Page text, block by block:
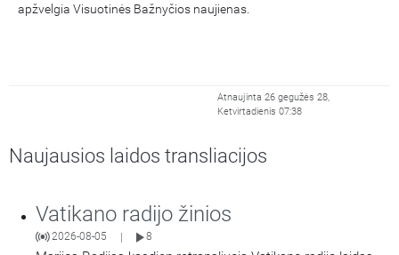
apžvelgia Visuotinės Bažnyčios naujienas.
Atnaujinta 26 gegužės 28,
Ketvirtadienis 07:38
Naujausios laidos transliacijos
Vatikano radijo žinios
2026-08-05 8